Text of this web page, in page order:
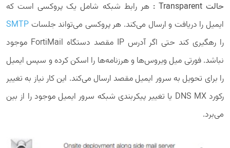
حالت Transparent :
هر رابط شبکه شامل یک پروکسی است که
ایمیل را دریافت و ارسال می‌کند. هر پروکسی می‌تواند جلسات SMTP
را رهگیری کند حتی اگر آدرس IP مقصد دستگاه FortiMail موجود
نباشد. فورتی میل ویروس‌ها و هرزنامه‌ها را اسکن کرده و سپس ایمیل
را برای تحویل به سرور ایمیل مقصد ارسال می‌کند. این کار نیاز به تغییر
رکورد DNS MX یا تغییر پیکربندی شبکه سرور ایمیل موجود را از بین
می‌برد.